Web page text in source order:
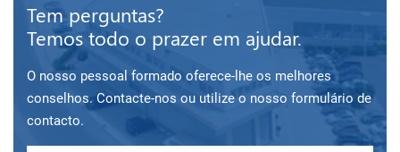
Tem perguntas?
Temos todo o prazer em ajudar.
O nosso pessoal formado oferece-lhe os melhores
conselhos. Contacte-nos ou utilize o nosso formulário de
contacto.